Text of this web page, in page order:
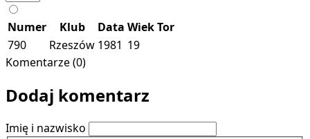
Numer Klub Data WiekTor
790
Rzeszów 1981 19
Komentarze (0)
Dodaj komentarz
Imię i nazwisko